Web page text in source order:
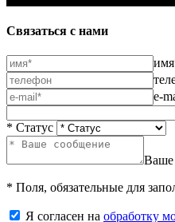
Связаться с нами
e-
* Статус
Ваше
* Поля, обязательные для
Я согласен на обработку